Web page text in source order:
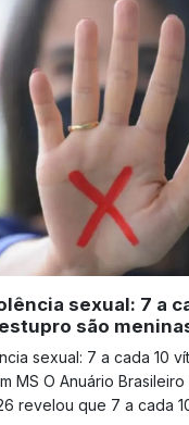
sexual: 7 a
são
sexual: 7 a cada 10
MS O Anuário
revelou que 7 a cada